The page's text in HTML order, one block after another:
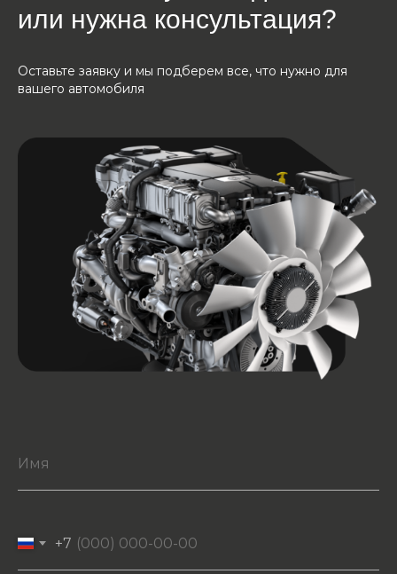
или нужна консультация?
Оставьте заявку и мы подберем все, что нужно для
вашего автомобиля
+7